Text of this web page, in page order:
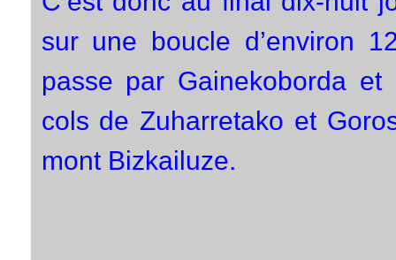
sur une boucle d’environ
passe par Gainekoborda
cols de Zuharretako et
mont Bizkailuze.